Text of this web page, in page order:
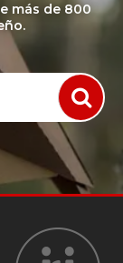
más de 800